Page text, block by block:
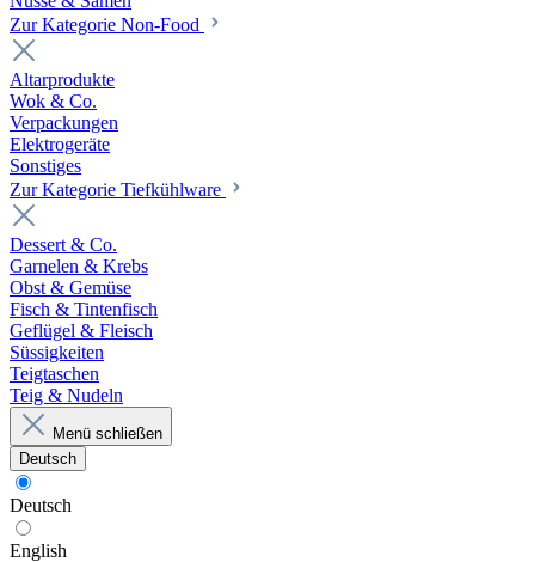
Zur Kategorie Non-Food
Altarprodukte
Wok & Co.
Verpackungen
Elektrogeräte
Sonstiges
Zur Kategorie Tiefkühlware
Dessert & Co.
Garnelen & Krebs
Obst & Gemüse
Fisch & Tintenfisch
Geflügel & Fleisch
Süssigkeiten
Teigtaschen
Teig & Nudeln
Menü schließen
Deutsch
Deutsch
English